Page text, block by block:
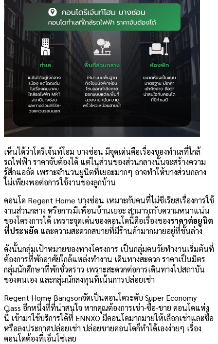
เห็นได้ว่าโดรีเจ้นท์โฮม บางซ่อน มีจุดเด่นคือเรื่องของทำเลที่ใกล้
รถไฟฟ้า ราคาจับต้องได้ แต่ในส่วนของส่วนกลางนั้นจะสร้างความ
รู้สึกแออัด เพราะจำนวนยูนิตที่เยอะมากๆ อาจทำให้บางส่วนกลาง
ไม่เพียงพอต่อการใช้งานของลูกบ้าน
คอนโด Regent Home บางซ่อน เหมาะกับคนที่ไม่ซีเรียสเรื่องการใช้
งานส่วนกลาง หรือการมีเพื่อนบ้านเยอะ สามารถรับความหนาแน่น
ของโครงการได้ เพราะจุดเด่นของคอนโดนี้คือเรื่องของราคาต่อยูนิต
ที่ประหยัด และความสะดวกสบายที่มีร้านค้ามากมายอยู่ที่ชั้นล่าง
ดังนั้นกลุ่มเป้าหมายของทางโครงการ เป็นกลุ่มคนวัยทำงานเริ่มต้นที่
ต้องการที่พักอาศัยใกล้แหล่งทำงาน เดินทางสะดวก ราคาเป็นมิตร
กลุ่มนักศึกษาที่พักชั่วคราว เพราะสะดวกต่อการเดินทางไปสถาบัน
ของตนเอง และกลุ่มนักลงทุนที่เน้นการปล่อยเช่า
Regent Home Bangsonจัดเป็นคอนโดระดับ Super Economy
Class อีกหนึ่งที่ที่น่าสนใจ หากคุณต้องการเช่า-ซื้อ-ขาย คอนโดแห่ง
นี้ เข้ามาใช้บริการได้ที่ ENNXO มีคอนโดมากมายให้เลือกเช่าและซื้อ
หรือลงประกาศปล่อยเช่า ปล่อยขายคอนโดก็ทำได้เองง่ายๆ เรื่อง
คอนโดต้องที่เอ็นโซ่เลย